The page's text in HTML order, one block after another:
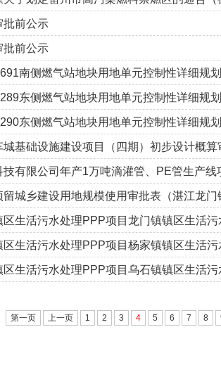
批前公示
批前公示
南侧燃气站地块用地单元控制性详细规
东侧燃气站地块用地单元控制性详细规
东侧燃气站地块用地单元控制性详细规
基础设施建设项目（四期）初步设计概算
技有限公司年产1万吨滴灌管、PE管生产
留城乡建设用地规模使用审批表（湛江龙
区生活污水处理PPP项目龙门镇镇区生活
区生活污水处理PPP项目杨家镇镇区生活
区生活污水处理PPP项目乌石镇镇区生活
第一页 上一页 1 2 3 4 5 6 7 8